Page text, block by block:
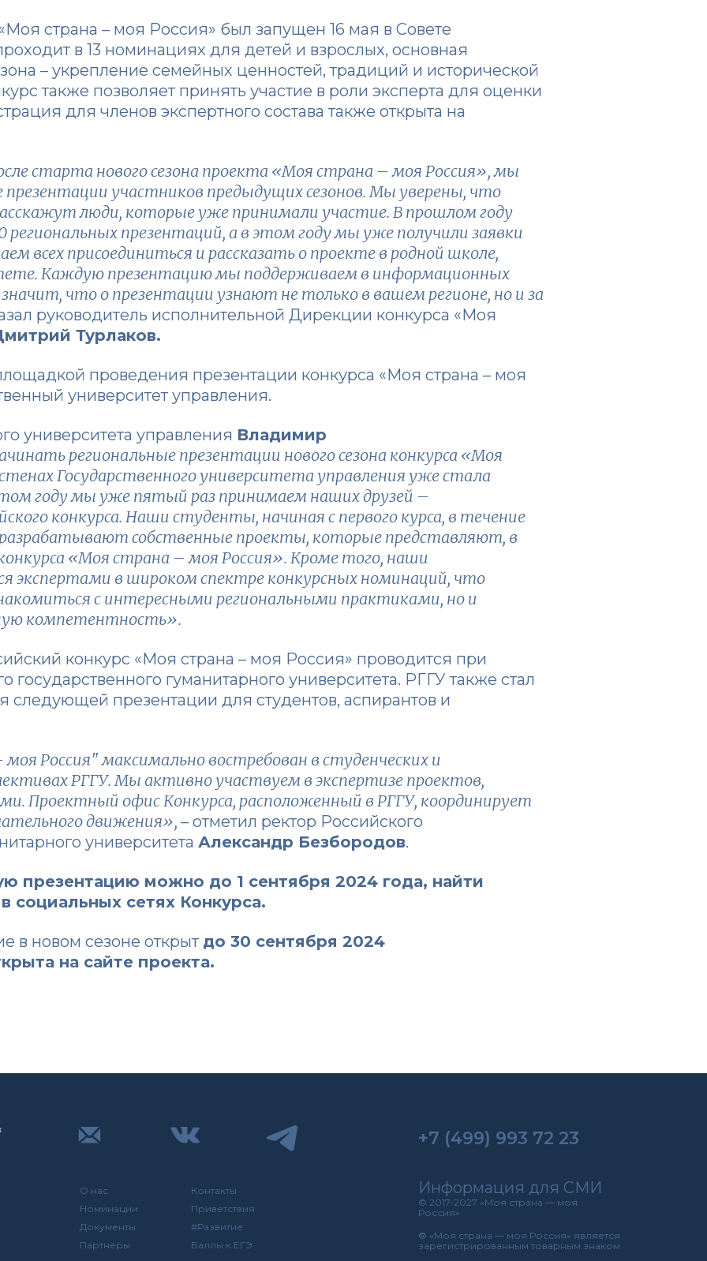
страна – моя Россия» был запущен 16 мая в Совете
в 13 номинациях для детей и взрослых, основная
– укрепление семейных ценностей, традиций и исторической
также позволяет принять участие в роли эксперта для оценки
для членов экспертного состава также открыта на
старта нового сезона проекта «Моя страна – моя Россия», мы
презентации участников предыдущих сезонов. Мы уверены, что
люди, которые уже принимали участие. В прошлом году
региональных презентаций, а в этом году мы уже получили заявки
всех присоединиться и рассказать о проекте в родной школе,
Каждую презентацию мы поддерживаем в информационных
значит, что о презентации узнают не только в вашем регионе, но и за
руководитель исполнительной Дирекции конкурса «Моя
Турлаков.
проведения презентации конкурса «Моя страна – моя
университет управления.
университета управления Владимир
региональные презентации нового сезона конкурса «Моя
Государственного университета управления уже стала
году мы уже пятый раз принимаем наших друзей –
конкурса. Наши студенты, начиная с первого курса, в течение
разрабатывают собственные проекты, которые представляют, в
«Моя страна – моя Россия». Кроме того, наши
экспертами в широком спектре конкурсных номинаций, что
с интересными региональными практиками, но и
компетентность».
конкурс «Моя страна – моя Россия» проводится при
государственного гуманитарного университета. РГГУ также стал
презентации для студентов, аспирантов и
Россия" максимально востребован в студенческих и
РГГУ. Мы активно участвуем в экспертизе проектов,
Проектный офис Конкурса, расположенный в РГГУ, координирует
движения», – отметил ректор Российского
университета Александр Безбородов.
презентацию можно до 1 сентября 2024 года, найти
социальных сетях Конкурса.
в новом сезоне открыт до 30 сентября 2024
на сайте проекта.
О нас
Номинации
Документы
Партнеры
Контакты
Приветствия
#Развитие
Баллы к ЕГЭ
+7 (499) 993 72 23
Информация для СМИ
© 2017-2027 «Моя страна — моя
Россия»
® «Моя страна — моя Россия» является
зарегистрированным товарным знаком